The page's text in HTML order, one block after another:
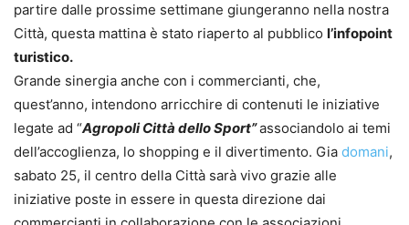
partire dalle prossime settimane giungeranno nella nostra
Città, questa mattina è stato riaperto al pubblico l’infopoint
turistico.
Grande sinergia anche con i commercianti, che,
quest’anno, intendono arricchire di contenuti le iniziative
legate ad “Agropoli Città dello Sport”associandolo ai temi
dell’accoglienza, lo shopping e il divertimento. Gia domani,
sabato 25, il centro della Città sarà vivo grazie alle
iniziative poste in essere in questa direzione dai